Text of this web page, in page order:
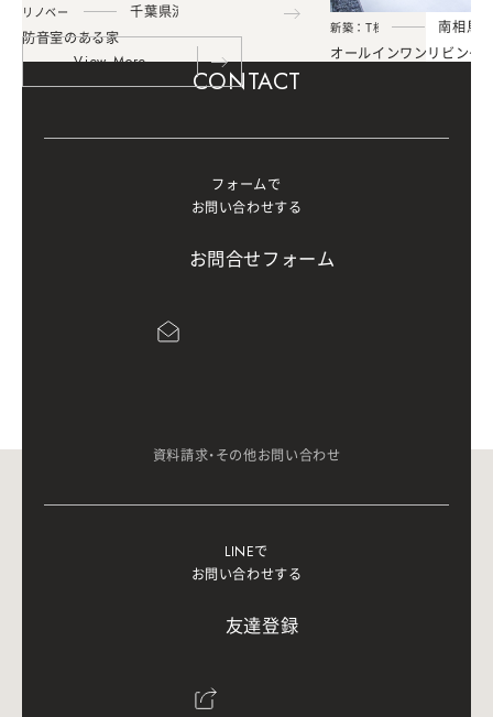
リ ノベー ョン：Y 様邸
千葉県流
防音室のある家
新築 ： T様 邸 南相馬
オールイ ンワ ンリ ビ ング
View More
CONTACT
フォームで
お問い合わせする
お問合せフ ォーム
資料請求・その他お問い合わせ
LINEで
お問い合わせする
友達登録